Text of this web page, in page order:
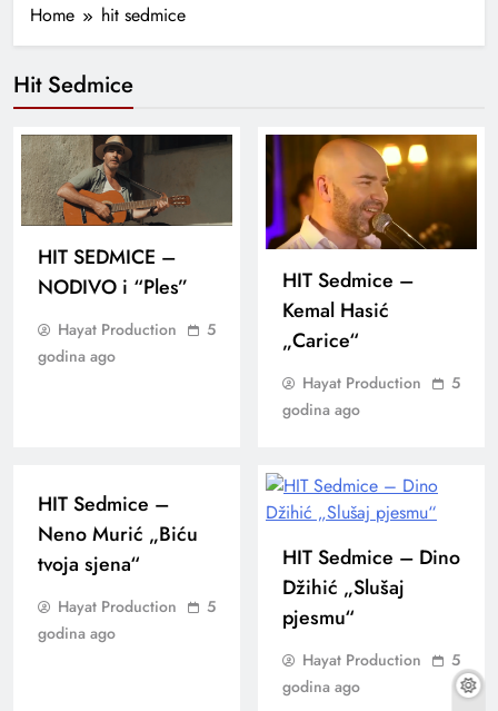
Home hit sedmice
Hit Sedmice
HIT SEDMICE –
NODIVO i “Ples”
Hayat Production
5
godina ago
HIT Sedmice –
Kemal Hasić
„Carice“
Hayat Production
5
godina ago
HIT Sedmice –
Neno Murić „Biću
tvoja sjena“
Hayat Production
5
godina ago
HIT Sedmice – Dino
Džihić „Slušaj
pjesmu“
Hayat Production
5
godina ago